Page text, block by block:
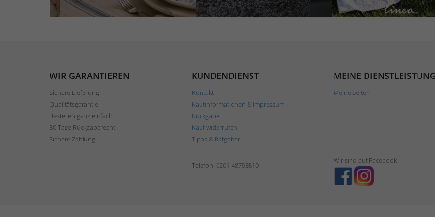
WIR GARANTIEREN
Sichere Lieferung
Qualitätsgarantie
Bestellen ganz einfach
30 Tage Rückgaberecht
Sichere Zahlung
KUNDENDIENST
Kontakt
Kaufinformationen & Impressum
Rückgabe
Kauf widerrufen
Tipps & Ratgeber
MEINE
Meine Seiten
Telefon: 0201-48793510
Wir sind auf Facebook